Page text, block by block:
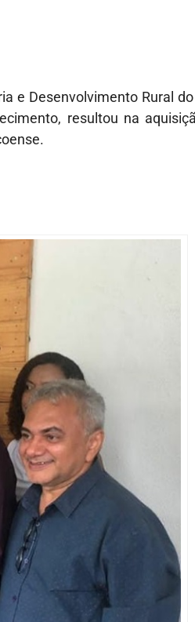
e Desenvolvimento Rural
resultou na